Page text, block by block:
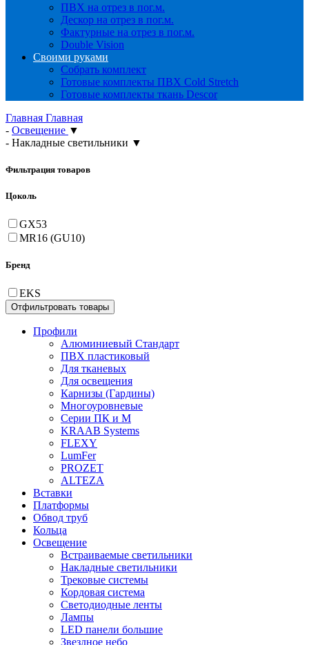
ПВХ на отрез в пог.м.
Дескор на отрез в пог.м.
Фактурные на отрез в пог.м.
Double Vision
Своими руками
Собрать комплект
Готовые комплекты ПВХ Cold Stretch
Готовые комплекты ткань Descor
Главная Главная
- Освещение ▼
- Накладные светильники ▼
Фильтрация товаров
Цоколь
GX53
MR16 (GU10)
Бренд
EKS
Профили
Алюминиевый Стандарт
ПВХ пластиковый
Для тканевых
Для освещения
Карнизы (Гардины)
Многоуровневые
Серии ПК и М
KRAAB Systems
FLEXY
LumFer
PROZET
ALTEZA
Вставки
Платформы
Обвод труб
Кольца
Освещение
Встраиваемые светильники
Накладные светильники
Трековые системы
Кордовая система
Светодиодные ленты
Лампы
LED панели большие
Звездное небо